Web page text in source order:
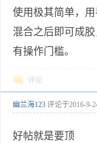
使用极其简单，
混合之后即可成
有操作门槛。
评论
幽兰海123 评论于2016-9-
好帖就是要顶